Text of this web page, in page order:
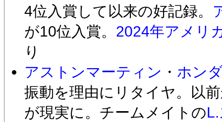
4位入賞して以来の好記録。
が10位入賞。 2024年アメリ
り
アストンマーティン ・ ホン
振動を理由にリタイヤ。以
が現実に。チームメイトの